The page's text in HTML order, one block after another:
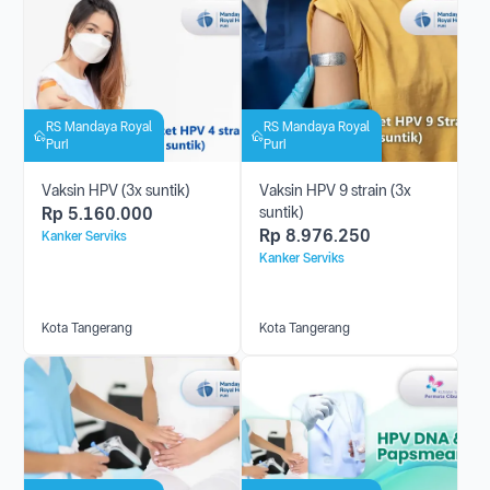
RS Mandaya Royal
Puri
Vaksin HPV (3x suntik)
Rp 5.160.000
Kanker Serviks
Kota Tangerang
RS Mandaya Royal
Puri
Vaksin HPV 9 strain (3x
suntik)
Rp 8.976.250
Kanker Serviks
Kota Tangerang